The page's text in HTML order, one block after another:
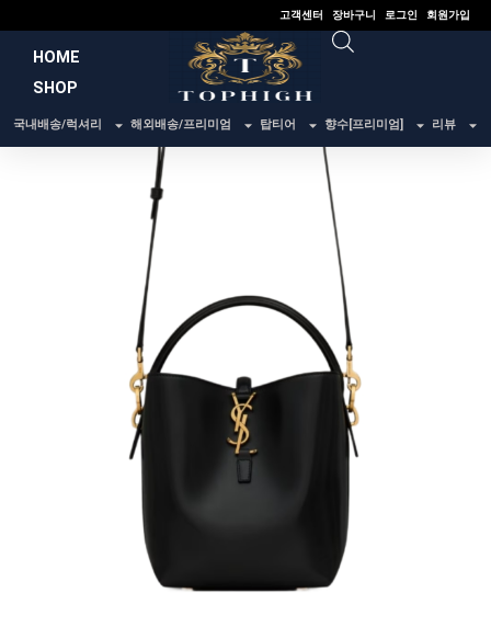
건
너
고객센터 장바구니 로그인 회원가입
HOME
SHOP
국내배송/럭셔리 해외배송/프리미엄 탑티어 향수[프리미엄] 리뷰